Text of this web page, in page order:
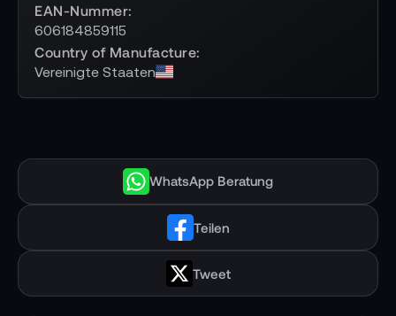
EAN-Nummer
606184859115
Country of Manufacture
Vereinigte Staaten
WhatsApp Beratung
Teilen
Tweet